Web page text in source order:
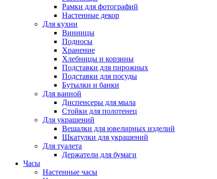
Рамки для фотографий
Настенные декор
Для кухни
Винницы
Подносы
Хранение
Хлебницы и корзины
Подставки для пирожных
Подставки для посуды
Бутылки и банки
Для ванной
Диспенсеры для мыла
Стойки для полотенец
Для украшений
Вешалки для ювелирных изделий
Шкатулки для украшений
Для туалета
Держатели для бумаги
Часы
Настенные часы